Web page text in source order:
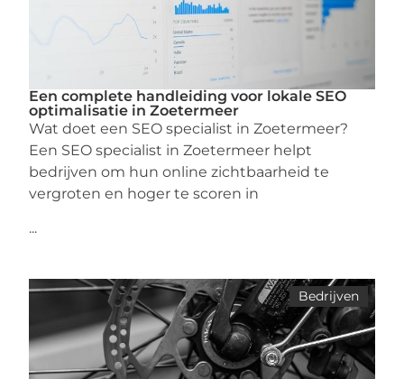
Een complete handleiding voor lokale SEO
optimalisatie in Zoetermeer
Wat doet een SEO specialist in Zoetermeer?
Een SEO specialist in Zoetermeer helpt
bedrijven om hun online zichtbaarheid te
vergroten en hoger te scoren in
...
Bedrijven